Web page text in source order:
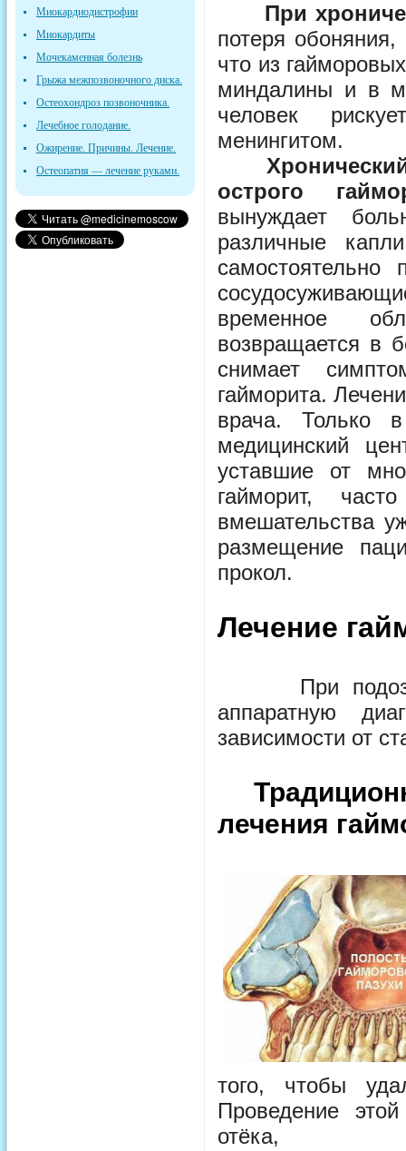
При
потеря
что из
миндалины и в
человек
менингитом.
Хронический
острого
вынуждает
различные
самостоятельно
временное
возвращается в
снимает
гайморита.
врача. Только
медицинский
уставшие от
гайморит,
вмешательства
размещение
прокол.
Лечение
При
аппаратную
зависимости от
лечения
того, чтобы
Проведение
отёка,
Миокардиодистрофии
Миокардиты
Мочекаменная болезнь
Грыжа межпозвоночного диска.
Остеохондроз позвоночника.
Лечебное голодание.
Ожирение. Причины. Лечение.
Остеопатия — лечение руками.